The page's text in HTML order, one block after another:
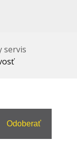
servis
Odoberať